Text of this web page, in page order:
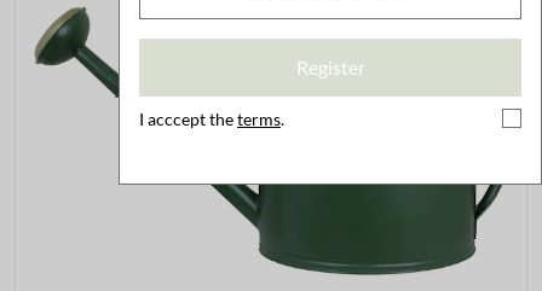
Register
I acccept theterms.